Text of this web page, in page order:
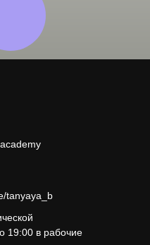
tanyaya_b
19:00 в рабочие